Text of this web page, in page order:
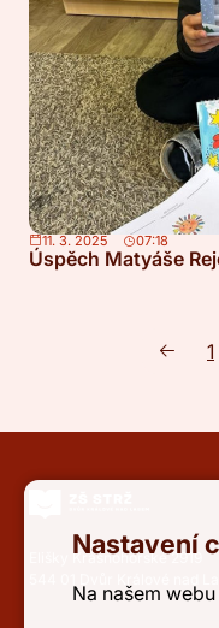
11. 3. 2025 07:18
Úspěch Matyáše
1
Elišky Krásnohorské 2919
Nastavení
Na našem